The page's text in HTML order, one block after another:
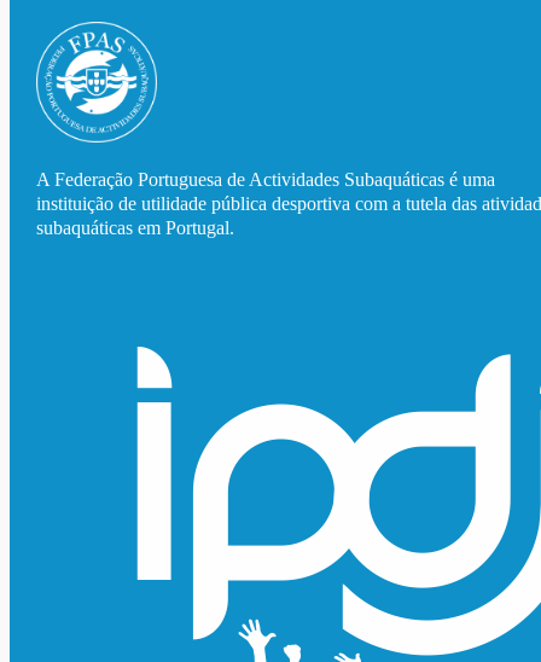
A Federação Portuguesa de Actividades Subaquáticas é uma
instituição de utilidade pública desportiva com a tutela das
subaquáticas em Portugal.